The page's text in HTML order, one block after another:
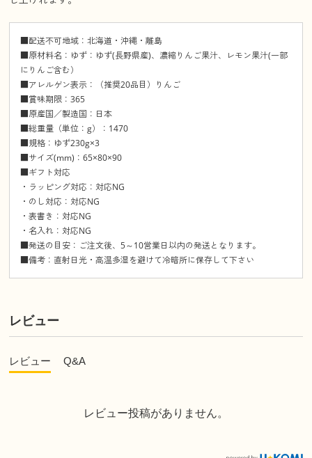
■配送不可地域：北海道・沖縄・離島
■原材料名：ゆず：ゆず(長野県産)、濃縮りんご果汁、レモン果汁(一部
にりんご含む）
■アレルゲン表示：（推奨20品目）りんご
■賞味期限：365
■原産国／製造国：日本
■総重量（単位：g）：1470
■規格：ゆず230g×3
■サイズ(mm)：65×80×90
■ギフト対応
・ラッピング対応：対応NG
・のし対応：対応NG
・表書き：対応NG
・名入れ：対応NG
■発送の目安：ご注文後、5～10営業日以内の発送となります。
■備考：直射日光・高温多湿を避けて冷暗所に保存して下さい
レビュー
レビュー Q&A
レビュー投稿がありません。